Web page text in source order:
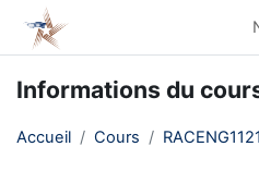
Passer au contenu principal
Informations du
Accueil Cours